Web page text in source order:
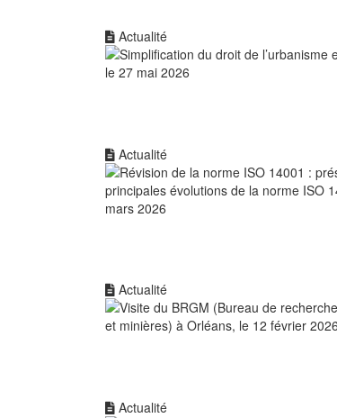
Actualité
Actualité
Actualité
Actualité